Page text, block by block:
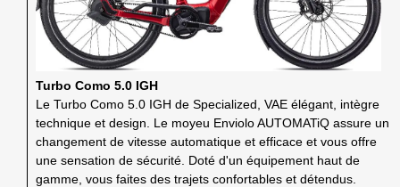
Turbo Como 5.0 IGH
Le Turbo Como 5.0 IGH de Specialized, VAE élégant, intègre
technique et design. Le moyeu Enviolo AUTOMATiQ assure un
changement de vitesse automatique et efficace et vous offre
une sensation de sécurité. Doté d'un équipement haut de
gamme, vous faites des trajets confortables et détendus.